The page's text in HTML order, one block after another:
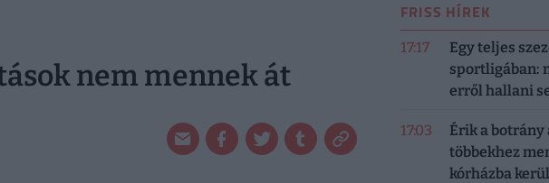
nem mennek át
FRISS HÍREK
17:17
Egy teljes
sportligában:
erről hallani
17:03
Érik a
többekhez
kórházba